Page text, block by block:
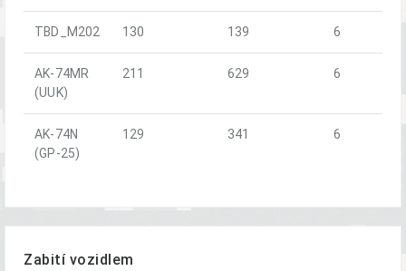
TBD_M202 130 139 6
AK-74MR
(UUK)
211 629 6
AK-74N
(GP-25)
129 341 6
Zabití vozidlem